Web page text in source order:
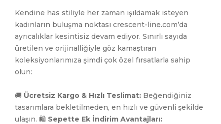
Kendine has stiliyle her zaman ışıldamak isteyen
kadınların buluşma noktası crescent-line.com’da
ayrıcalıklar kesintisiz devam ediyor. Sınırlı sayıda
üretilen ve orijinalliğiyle göz kamaştıran
koleksiyonlarımıza şimdi çok özel fırsatlarla sahip
olun:
🚚 Ücretsiz Kargo & Hızlı Teslimat: Beğendiğiniz
tasarımlara bekletilmeden, en hızlı ve güvenli şekilde
ulaşın. 🛍️ Sepette Ek İndirim Avantajları: